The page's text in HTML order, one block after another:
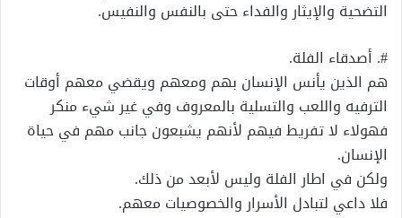
التضحية والإيثار والفداء حتى بالنفس والنفيس.
#. أصدقاء الفلة.
هم الذين يأنس الإنسان بهم ومعهم ويقضي معهم أوقات
الترفيه واللعب والتسلية بالمعروف وفي غير شيء منكر
فهولاء لا تفريط فيهم لأنهم يشبعون جانب مهم في حياة
الإنسان.
ولكن في اطار الفلة وليس لأبعد من ذلك.
فلا داعي لتبادل الأسرار والخصوصيات معهم.